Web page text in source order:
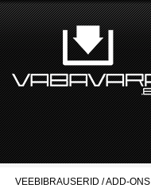
VEEBIBRAUSERID / ADD-ONS